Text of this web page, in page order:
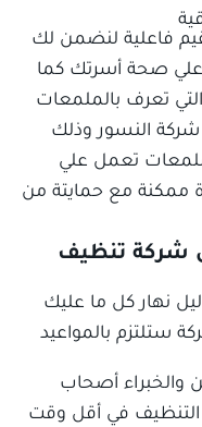
فاعلية لنضمن لك
علي صحة أسرتك كما
تعرف بالملمعات
شركة النسور وذلك
تعمل علي
ممكنة مع حمايتة من
شركة تنظيف
نهار كل ما عليك
ستلتزم بالمواعيد
والخبراء أصحاب
التنظيف في أقل وقت